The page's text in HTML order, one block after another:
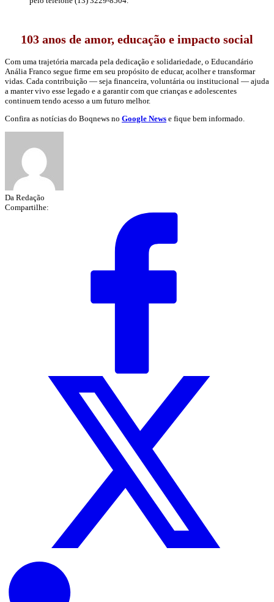
103 anos de amor, educação e impacto social
Com uma trajetória marcada pela dedicação e solidariedade, o Educandário
Anália Franco segue firme em seu propósito de educar, acolher e transformar
vidas. Cada contribuição — seja financeira, voluntária ou institucional — ajuda
a manter vivo esse legado e a garantir com que crianças e adolescentes
continuem tendo acesso a um futuro melhor.
Confira as notícias do Boqnews no Google News e fique bem informado.
Da Redação
Compartilhe: